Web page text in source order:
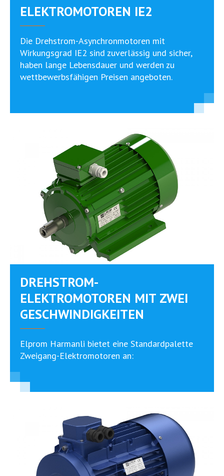
ELEKTROMOTOREN IE2
Die Drehstrom-Asynchronmotoren mit
Wirkungsgrad IE2 sind zuverlässig und sicher,
haben lange Lebensdauer und werden zu
wettbewerbsfähigen Preisen angeboten.
DREHSTROM-
ELEKTROMOTOREN MIT ZWEI
GESCHWINDIGKEITEN
Elprom Harmanli bietet eine Standardpalette
Zweigang-Elektromotoren an: